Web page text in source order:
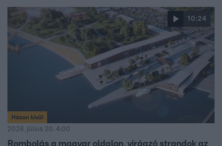
10:24
Házon kívül
2026. július 20. 4:00
Rombolás a magyar oldalon, virágzó strandok az